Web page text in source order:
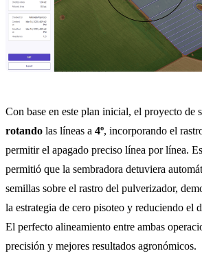
Con base en este plan inicial, el proyecto de
rotando las líneas a 4º, incorporando el
permitir el apagado preciso línea por línea.
permitió que la sembradora detuviera
semillas sobre el rastro del pulverizador,
la estrategia de cero pisoteo y reduciendo el
El perfecto alineamiento entre ambas
precisión y mejores resultados agronómicos.